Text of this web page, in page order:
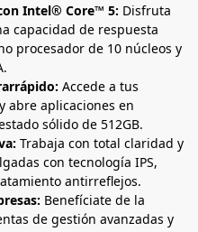
Intel® Core™ 5: Disfruta
capacidad de respuesta
procesador de 10 núcleos y
Accede a tus
abre aplicaciones en
sólido de 512GB.
Trabaja con total claridad y
con tecnología IPS,
antirreflejos.
Benefíciate de la
de gestión avanzadas y